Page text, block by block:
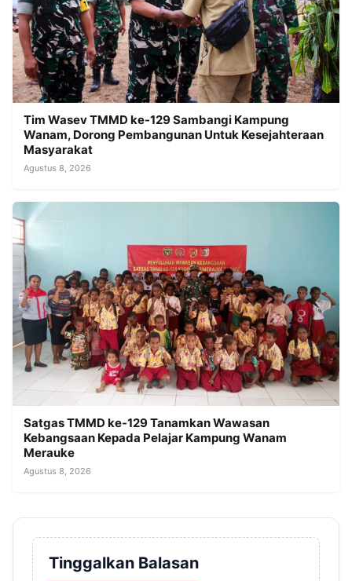
Tim Wasev TMMD ke-129 Sambangi Kampung
Wanam, Dorong Pembangunan Untuk Kesejahteraan
Masyarakat
Agustus 8, 2026
Satgas TMMD ke-129 Tanamkan Wawasan
Kebangsaan Kepada Pelajar Kampung Wanam
Merauke
Agustus 8, 2026
Tinggalkan Balasan